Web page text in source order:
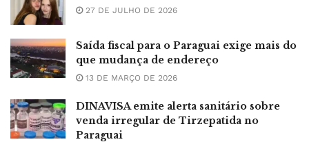
27 DE JULHO DE 2026
Saída fiscal para o Paraguai exige mais do
que mudança de endereço
13 DE MARÇO DE 2026
DINAVISA emite alerta sanitário sobre
venda irregular de Tirzepatida no
Paraguai